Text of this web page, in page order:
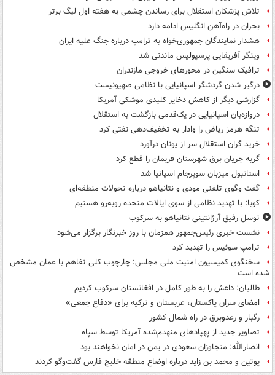
تلاش پزشکان استقلال برای رساندن چشمی به هفته اول لیگ برتر
بحران در راه‌آهن انگلیس ادامه دارد
هشدار نمایندگان جمهوری‌خواه به ترامپ درباره جنگ علیه ایران
وینگر آفریقایی پرسپولیس ماندنی شد
ترافیک سنگین در محورهای خروجی مازندران
درگیر شدن گردشگر اسپانیایی با نظامی صهیونیست
گزارشی دیگر از کاهش ذخایر کلیدی موشکی آمریکا
دروازه‌بان اسپانیایی در یک‌قدمی بازگشت به استقلال
تنگه هرمز ریاض را وادار به تخفیف‌دهی نفتی کرد
خرید گران استقلال سر از یونان درآورد
گربه جریان برق شهرستان فریمان را قطع کرد
استانبول میزبان سوپرجام اسپانیا شد
گفت وگوی تلفنی مودی و نتانیاهو درباره تحولات منطقه‌ای
کوبا: با تهدید نظامی از سوی ایالات متحده روبه‌رو هستیم
توسل رفیق آرژانتینی نتانیاهو به سرکوب
نشست خبری رئیس‌جمهور همزمان با روز خبرنگار برگزار می‌شود
ترامپ سوئیس را تهدید کرد
سخنگوی کمیسیون امنیت ملی مجلس: چارچوب کلی تفاهم با عمان مشخص
شده است
طالبان: داعش را به طور کامل در افغانستان سرکوب کردیم
امضای سران پاکستان، عربستان و ترکیه برای «دفاع جمعی»
رگبار و رعدوبرق در راه شمال کشور
تصاویر جدید از پهپادهای منهدم‌شده آمریکا توسط سپاه
انصارالله: متجاوزان سعودی در یمن در امان نخواهند بود
پوتین و محمد بن زاید درباره اوضاع منطقه خلیج فارس گفت‌وگو کردند